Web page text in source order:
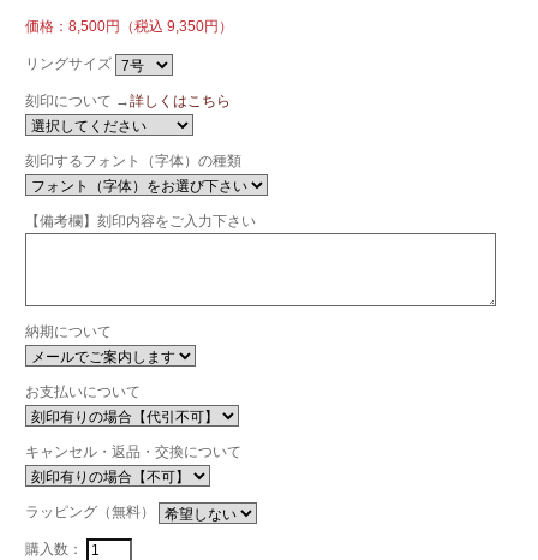
価格：8,500円（税込 9,350円）
リングサイズ
刻印について →詳しくはこちら
刻印するフォント（字体）の種類
【備考欄】刻印内容をご入力下さい
納期について
お支払いについて
キャンセル・返品・交換について
ラッピング（無料）
購入数：